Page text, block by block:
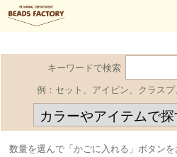
キーワードで検索
例：セット、アイピン、クラス
数量を選んで「かごに入れる」ボタン